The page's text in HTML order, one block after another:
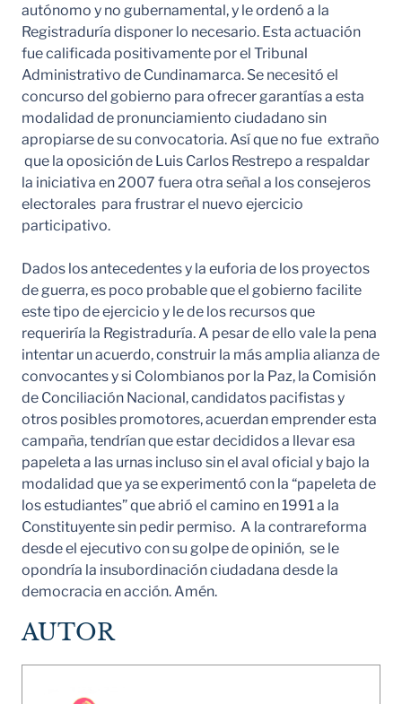
autónomo y no gubernamental, y le ordenó a la
Registraduría disponer lo necesario. Esta actuación
fue calificada positivamente por el Tribunal
Administrativo de Cundinamarca. Se necesitó el
concurso del gobierno para ofrecer garantías a esta
modalidad de pronunciamiento ciudadano sin
apropiarse de su convocatoria. Así que no fue extraño
que la oposición de Luis Carlos Restrepo a respaldar
la iniciativa en 2007 fuera otra señal a los consejeros
electorales para frustrar el nuevo ejercicio
participativo.
Dados los antecedentes y la euforia de los proyectos
de guerra, es poco probable que el gobierno facilite
este tipo de ejercicio y le de los recursos que
requeriría la Registraduría. A pesar de ello vale la pena
intentar un acuerdo, construir la más amplia alianza de
convocantes y si Colombianos por la Paz, la Comisión
de Conciliación Nacional, candidatos pacifistas y
otros posibles promotores, acuerdan emprender esta
campaña, tendrían que estar decididos a llevar esa
papeleta a las urnas incluso sin el aval oficial y bajo la
modalidad que ya se experimentó con la “papeleta de
los estudiantes” que abrió el camino en 1991 a la
Constituyente sin pedir permiso. A la contrareforma
desde el ejecutivo con su golpe de opinión, se le
opondría la insubordinación ciudadana desde la
democracia en acción. Amén.
AUTOR